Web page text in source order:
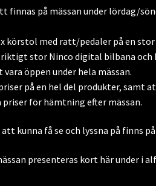
finnas på mässan under lördag/
körstol med ratt/pedaler på en stor
stor Ninco digital bilbana och
öppen under hela mässan.
på en hel del produkter, samt
för hämtning efter mässan.
kunna få se och lyssna på finns
presenteras kort här under i